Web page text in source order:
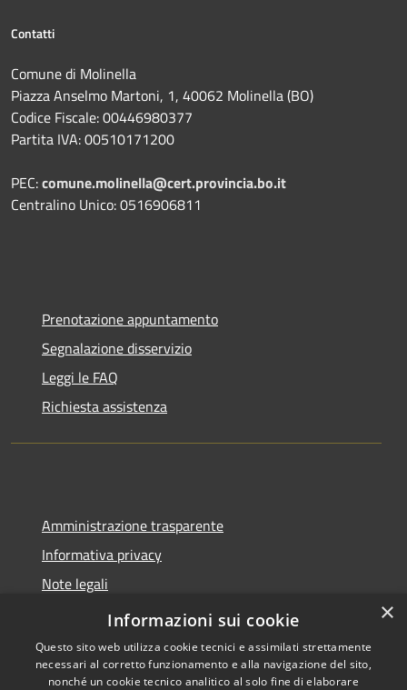
Contatti
Comune di Molinella
Piazza Anselmo Martoni, 1, 40062 Molinella (BO)
Codice Fiscale: 00446980377
Partita IVA: 00510171200
PEC:comune.molinella@cert.provincia.bo.it
Centralino Unico: 0516906811
Prenotazione appuntamento
Segnalazione disservizio
Leggi le FAQ
Richiesta assistenza
Amministrazione trasparente
Informativa privacy
Note legali
Dichiarazione di accessibilità
×
Informazioni sui cookie
Questo sito web utilizza cookie tecnici e assimilati strettamente
necessari al corretto funzionamento e alla navigazione del sito,
nonché un cookie tecnico analitico al solo fine di elaborare